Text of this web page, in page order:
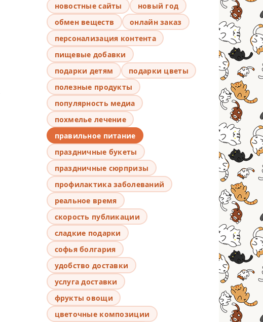
новостные сайты
новый год
обмен веществ
онлайн заказ
персонализация контента
пищевые добавки
подарки детям
подарки цветы
полезные продукты
популярность медиа
похмелье лечение
правильное питание
праздничные букеты
праздничные сюрпризы
профилактика заболеваний
реальное время
скорость публикации
сладкие подарки
софья болгария
удобство доставки
услуга доставки
фрукты овощи
цветочные композиции